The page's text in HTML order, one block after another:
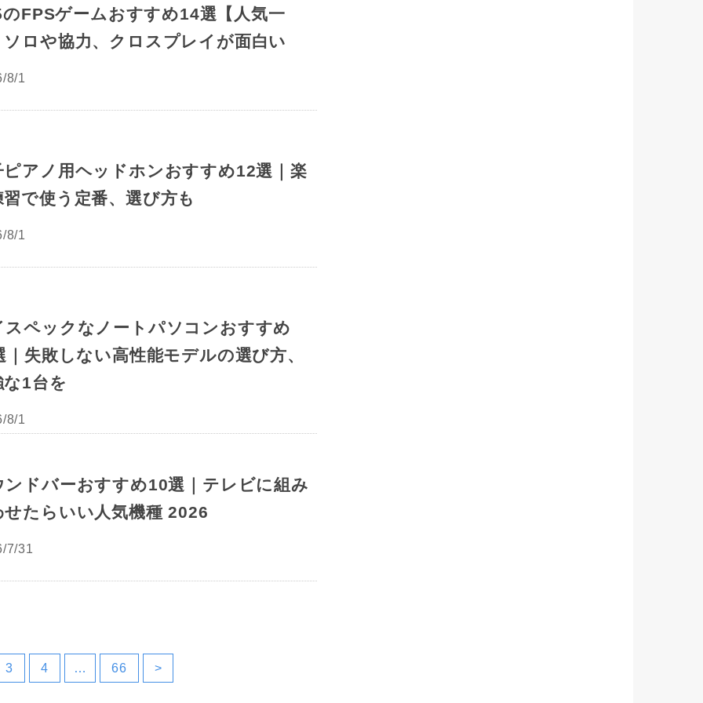
FPSゲームおすすめ14選【人気一
ソロや協力、クロスプレイが面白い
8/1
ピアノ用ヘッドホンおすすめ12選｜楽
習で使う定番、選び方も
8/1
スペックなノートパソコンおすすめ
｜失敗しない高性能モデルの選び方、
な1台を
8/1
ンドバーおすすめ10選｜テレビに組み
せたらいい人気機種 2026
7/31
3 4 … 66 >